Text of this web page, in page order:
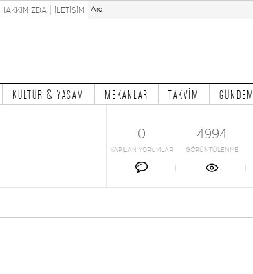
HAKKIMIZDA İLETİŞİM
KÜLTÜR & YAŞAM MEKANLAR TAKVİM GÜNDEM
0
YAPILAN YORUMLAR
4994
GÖRÜNTÜLENME